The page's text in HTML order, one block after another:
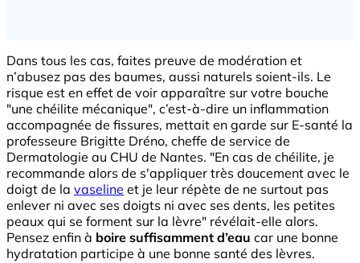
Dans tous les cas, faites preuve de modération et
n’abusez pas des baumes, aussi naturels soient-ils. Le
risque est en effet de voir apparaître sur votre bouche
"une chéilite mécanique", c’est-à-dire un inflammation
accompagnée de fissures, mettait en garde sur E-santé la
professeure Brigitte Dréno, cheffe de service de
Dermatologie au CHU de Nantes. "En cas de chéilite, je
recommande alors de s'appliquer très doucement avec le
doigt de la vaseline et je leur répète de ne surtout pas
enlever ni avec ses doigts ni avec ses dents, les petites
peaux qui se forment sur la lèvre" révélait-elle alors.
Pensez enfin à boire suffisamment d’eau car une bonne
hydratation participe à une bonne santé des lèvres.